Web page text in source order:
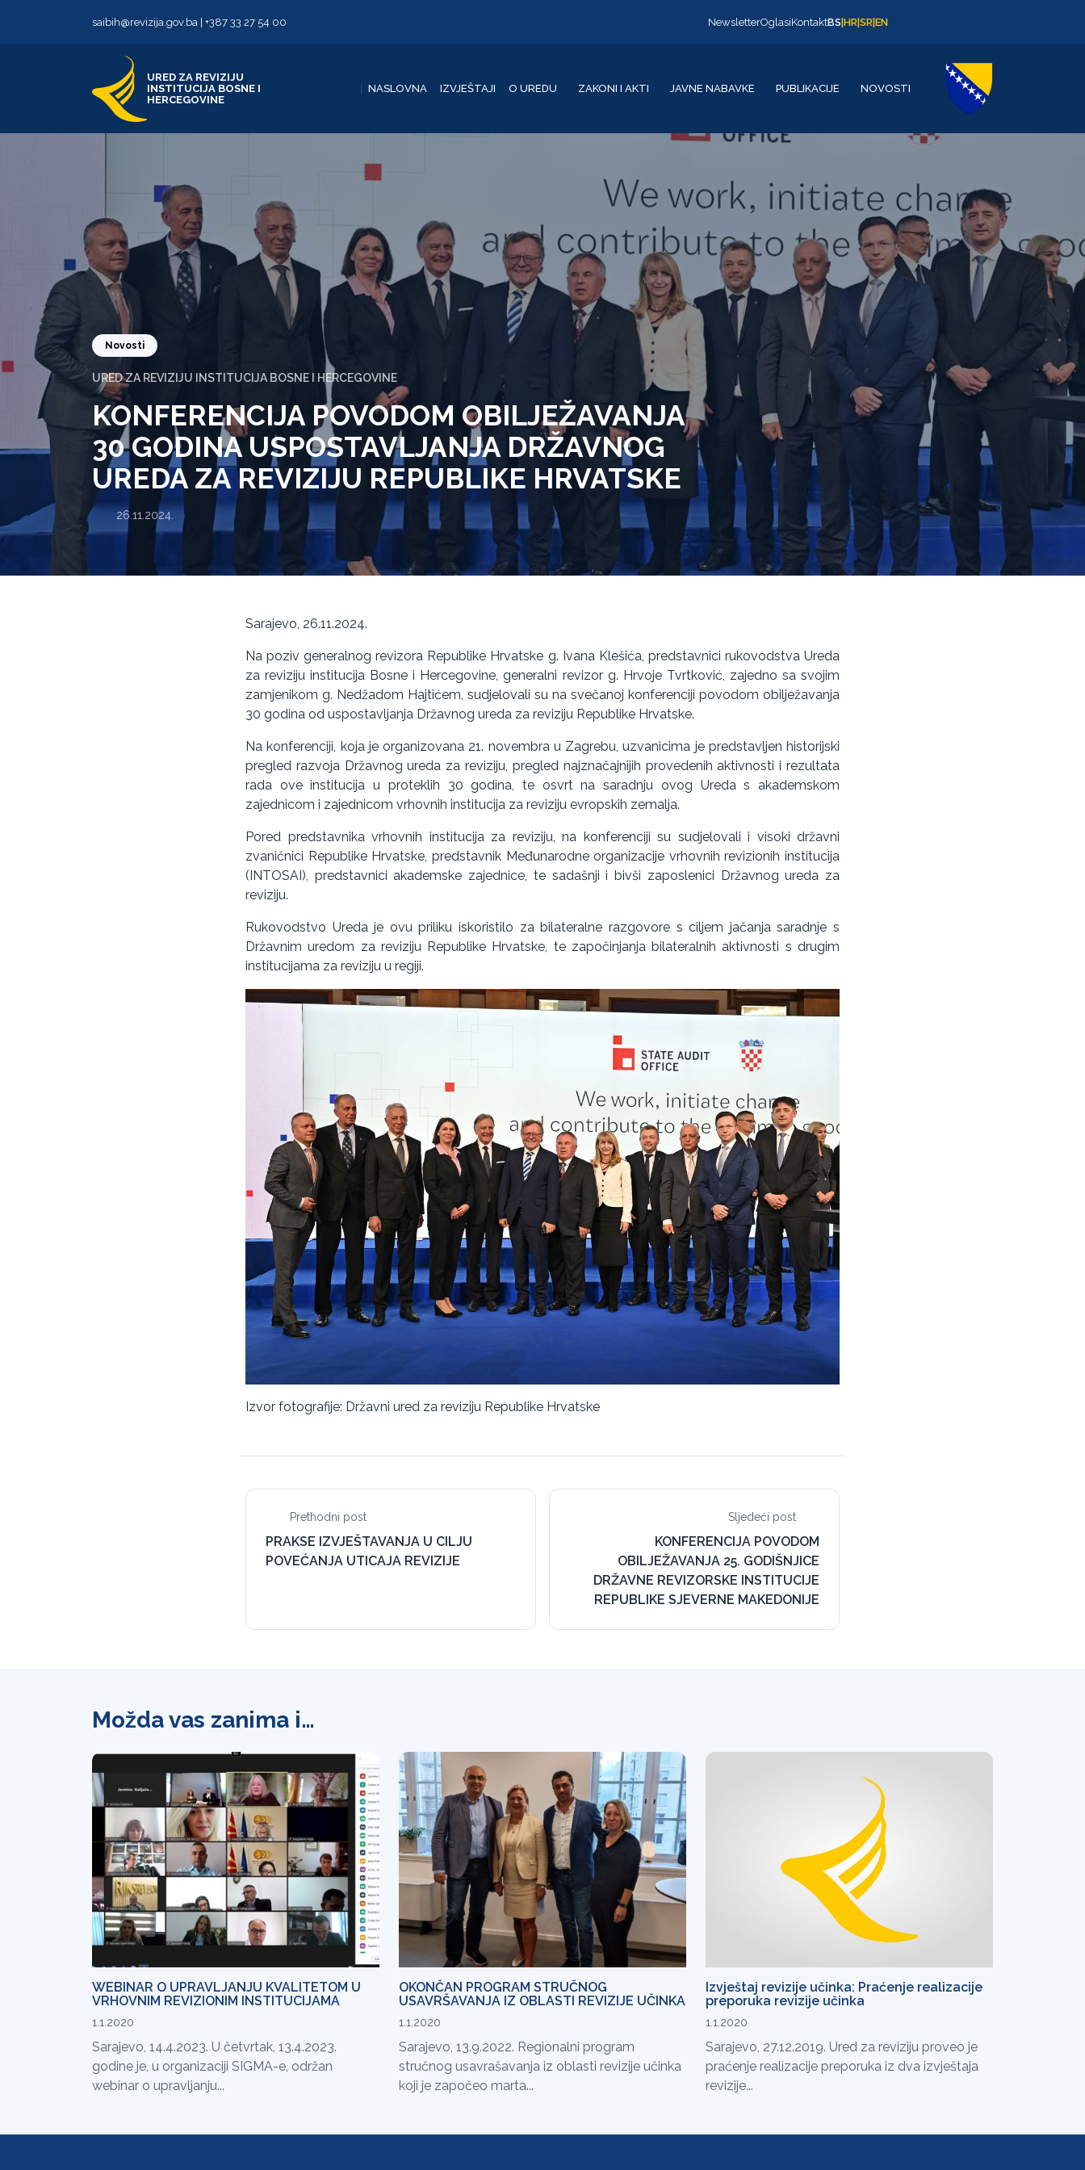
saibih@revizija.gov.ba +387 33 27 54 00 NewsletterOglasiKontaktBS HR SR EN
URED ZA REVIZIJU
INSTITUCIJA BOSNE I
HERCEGOVINE
NASLOVNA IZVJEŠTAJI O UREDU ZAKONI I AKTI JAVNE NABAVKE PUBLIKACIJE NOVOSTI
Novosti
URED ZA REVIZIJU INSTITUCIJA BOSNE I HERCEGOVINE
KONFERENCIJA POVODOM OBILJEŽAVANJA
30 GODINA USPOSTAVLJANJA DRŽAVNOG
UREDA ZA REVIZIJU REPUBLIKE HRVATSKE
26.11.2024.
Sarajevo, 26.11.2024.
Na poziv generalnog revizora Republike Hrvatske g. Ivana Klešića, predstavnici rukovodstva Ureda
za reviziju institucija Bosne i Hercegovine, generalni revizor g. Hrvoje Tvrtković, zajedno sa svojim
zamjenikom g. Nedžadom Hajtićem, sudjelovali su na svečanoj konferenciji povodom obilježavanja
30 godina od uspostavljanja Državnog ureda za reviziju Republike Hrvatske.
Na konferenciji, koja je organizovana 21. novembra u Zagrebu, uzvanicima je predstavljen historijski
pregled razvoja Državnog ureda za reviziju, pregled najznačajnijih provedenih aktivnosti i rezultata
rada ove institucija u proteklih 30 godina, te osvrt na saradnju ovog Ureda s akademskom
zajednicom i zajednicom vrhovnih institucija za reviziju evropskih zemalja.
Pored predstavnika vrhovnih institucija za reviziju, na konferenciji su sudjelovali i visoki državni
zvaničnici Republike Hrvatske, predstavnik Međunarodne organizacije vrhovnih revizionih institucija
(INTOSAI), predstavnici akademske zajednice, te sadašnji i bivši zaposlenici Državnog ureda za
reviziju.
Rukovodstvo Ureda je ovu priliku iskoristilo za bilateralne razgovore s ciljem jačanja saradnje s
Državnim uredom za reviziju Republike Hrvatske, te započinjanja bilateralnih aktivnosti s drugim
institucijama za reviziju u regiji.
Izvor fotografije: Državni ured za reviziju Republike Hrvatske
Prethodni post
PRAKSE IZVJEŠTAVANJA U CILJU
POVEĆANJA UTICAJA REVIZIJE
Sljedeći post
KONFERENCIJA POVODOM
OBILJEŽAVANJA 25. GODIŠNJICE
DRŽAVNE REVIZORSKE INSTITUCIJE
REPUBLIKE SJEVERNE MAKEDONIJE
Možda vas zanima i…
WEBINAR O UPRAVLJANJU KVALITETOM U
VRHOVNIM REVIZIONIM INSTITUCIJAMA
1.1.2020
Sarajevo, 14.4.2023. U četvrtak, 13.4.2023.
godine je, u organizaciji SIGMA-e, održan
webinar o upravljanju...
OKONČAN PROGRAM STRUČNOG
USAVRŠAVANJA IZ OBLASTI REVIZIJE UČINKA
1.1.2020
Sarajevo, 13.9.2022. Regionalni program
stručnog usavrašavanja iz oblasti revizije učinka
koji je započeo marta...
Izvještaj revizije učinka: Praćenje realizacije
preporuka revizije učinka
1.1.2020
Sarajevo, 27.12.2019. Ured za reviziju proveo je
praćenje realizacije preporuka iz dva izvještaja
revizije...